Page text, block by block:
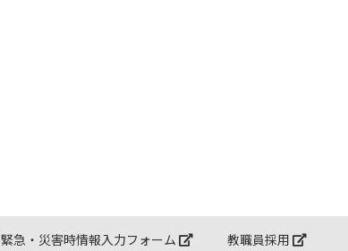
緊急・災害時情報入力フォーム 教職員採用